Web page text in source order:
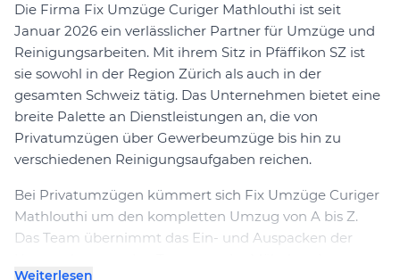
Die Firma Fix Umzüge Curiger Mathlouthi ist seit
Januar 2026 ein verlässlicher Partner für Umzüge und
Reinigungsarbeiten. Mit ihrem Sitz in Pfäffikon SZ ist
sie sowohl in der Region Zürich als auch in der
gesamten Schweiz tätig. Das Unternehmen bietet eine
breite Palette an Dienstleistungen an, die von
Privatumzügen über Gewerbeumzüge bis hin zu
verschiedenen Reinigungsaufgaben reichen.
Bei Privatumzügen kümmert sich Fix Umzüge Curiger
Mathlouthi um den kompletten Umzug von A bis Z.
Das Team übernimmt das Ein- und Auspacken der
Weiterlesen